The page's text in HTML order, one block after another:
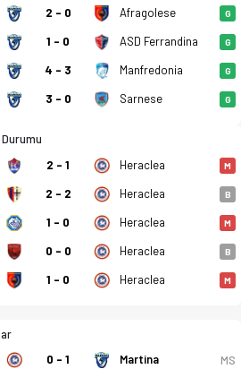
2 - 0 Afragolese G
1 - 0 ASD Ferrandina G
4 - 3 Manfredonia G
3 - 0 Sarnese G
2 - 1 Heraclea M
2 - 2 Heraclea B
1 - 0 Heraclea M
0 - 0 Heraclea B
1 - 0 Heraclea M
0 - 1 Martina MS